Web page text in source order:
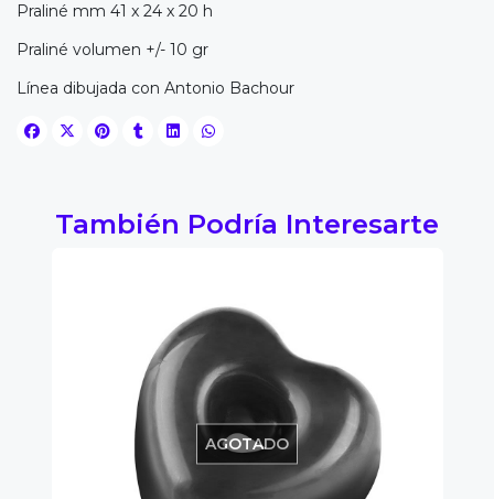
Praliné mm 41 x 24 x 20 h
Praliné volumen +/- 10 gr
Línea dibujada con Antonio Bachour
También Podría Interesarte
AGOTADO